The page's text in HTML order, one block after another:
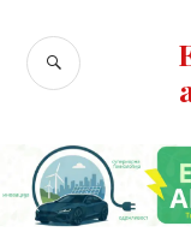
content
SEARCH